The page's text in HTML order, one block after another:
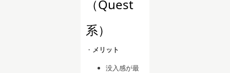
（Quest
系）
・ メリット
没入感が最